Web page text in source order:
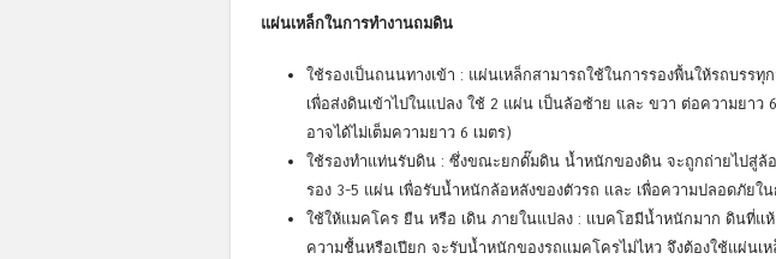
แผ่นเหล็กในการทำงานถมดิน
ใช้รองเป็นถนนทางเข้า : แผ่นเหล็กสามารถใช้ในการรองพื้นให้รถบรร
เพื่อส่งดินเข้าไปในแปลง ใช้ 2 แผ่น เป็นล้อซ้าย และ ขวา ต่อความยาว
อาจได้ไม่เต็มความยาว 6 เมตร)
ใช้รองทำแท่นรับดิน : ซึ่งขณะยกดั๊มดิน น้ำหนักของดิน จะถูกถ่ายไปสู่ล้
รอง 3-5 แผ่น เพื่อรับน้ำหนักล้อหลังของตัวรถ และ เพื่อความปลอดภัยใ
ใช้ให้แมคโคร ยืน หรือ เดิน ภายในแปลง : แบคโฮมีน้ำหนักมาก ดินที่แ
ความชื้นหรือเปียก จะรับน้ำหนักของรถแมคโครไม่ไหว จึงต้องใช้แผ่นเ